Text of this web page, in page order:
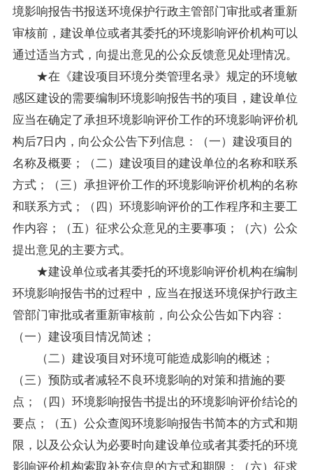
境影响报告书报送环境保护行政主管部门审批或者重新
审核前，建设单位或者其委托的环境影响评价机构可以
通过适当方式，向提出意见的公众反馈意见处理情况。
★在《建设项目环境分类管理名录》规定的环境敏
感区建设的需要编制环境影响报告书的项目，建设单位
应当在确定了承担环境影响评价工作的环境影响评价机
构后7日内，向公众公告下列信息：（一）建设项目的
名称及概要；（二）建设项目的建设单位的名称和联系
方式；（三）承担评价工作的环境影响评价机构的名称
和联系方式；（四）环境影响评价的工作程序和主要工
作内容；（五）征求公众意见的主要事项；（六）公众
提出意见的主要方式。
★建设单位或者其委托的环境影响评价机构在编制
环境影响报告书的过程中，应当在报送环境保护行政主
管部门审批或者重新审核前，向公众公告如下内容：
（一）建设项目情况简述；
（二）建设项目对环境可能造成影响的概述；
（三）预防或者减轻不良环境影响的对策和措施的要
点；（四）环境影响报告书提出的环境影响评价结论的
要点；（五）公众查阅环境影响报告书简本的方式和期
限，以及公众认为必要时向建设单位或者其委托的环境
影响评价机构索取补充信息的方式和期限；（六）征求